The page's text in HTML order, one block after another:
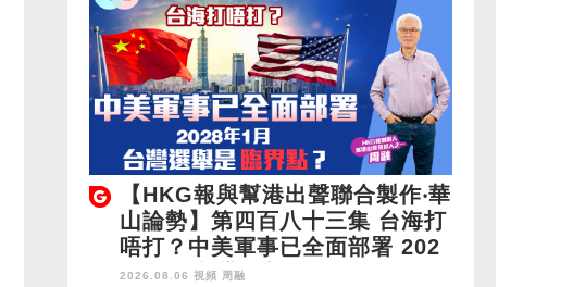
【HKG報與幫港出聲聯合製作‧華
山論勢】第四百八十三集 台海打
唔打？中美軍事已全面部署 202
8年1月台灣選舉是臨界點？
2026.08.06 視頻 周融